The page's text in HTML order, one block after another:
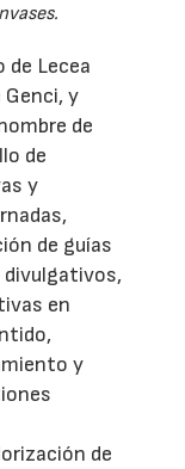
de Lecea
y
de
de
y
de guías
en
y
de